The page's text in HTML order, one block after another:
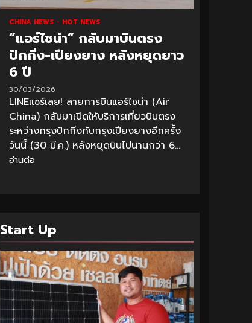
CHINA NEWS HOT NEWS
“แอร์ไชน่า” กลับมาบินตรง
ปักกิ่ง-เปียงยาง หลังหยุดยาว
6 ปี
30/03/2026
LINEแชร์เลย! สายการบินแอร์ไชน่า (Air
China) กลับมาเปิดให้บริการเที่ยวบินตรง
ระหว่างกรุงปักกิ่งกับกรุงเปียงยางอีกครั้ง
วันนี้ (30 มี.ค.) หลังหยุดบินไปนานกว่า 6...
อ่านต่อ
Start Up